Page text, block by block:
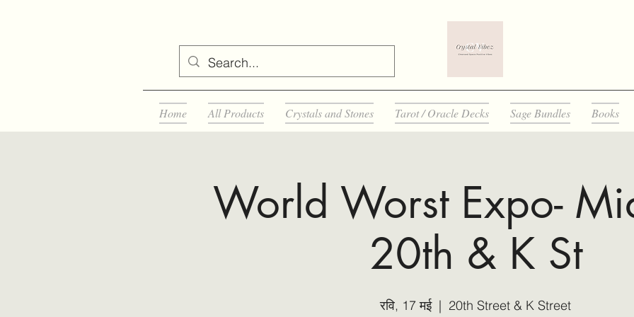
Home All Products Crystals and Stones Tarot / Oracle Decks Sage Bundles Books
World Worst Expo-
20th & K St
रवि, 17 मई
  |
20th Street & K Street